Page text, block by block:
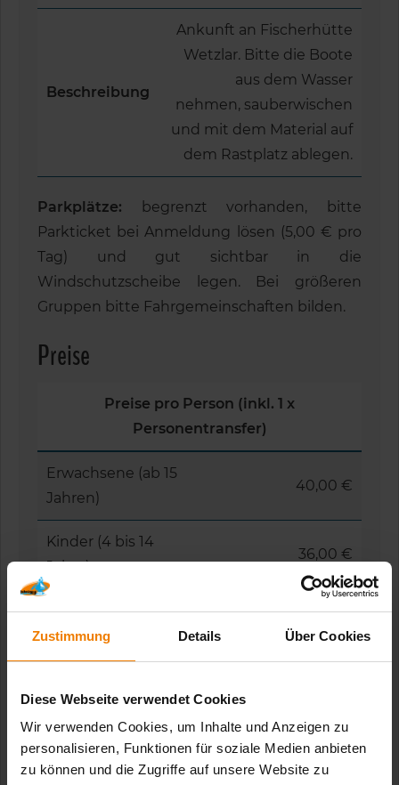
Zustimmung Details Über Cookies
Diese Webseite verwendet Cookies
Wir verwenden Cookies, um Inhalte und Anzeigen zu
personalisieren, Funktionen für soziale Medien anbieten
zu können und die Zugriffe auf unsere Website zu
Beschreibung
Ankunft an Fischerhütte
Wetzlar. Bitte die Boote
aus dem Wasser
nehmen, sauberwischen
und mit dem Material auf
dem Rastplatz ablegen.
Parkplätze: begrenzt vorhanden, bitte
Parkticket bei Anmeldung lösen (5,00 € pro
Tag) und gut sichtbar in die
Windschutzscheibe legen. Bei größeren
Gruppen bitte Fahrgemeinschaften bilden.
Preise
Preise pro Person (inkl. 1 x
Personentransfer)
Erwachsene (ab 15
Jahren)
40,00 €
Kinder (4 bis 14
Jahre)
36,00 €
Aufpreise
und Tag)
Kajak Einer (pro
Boot)
5,00 €